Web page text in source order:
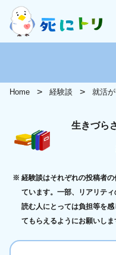
Home 経験談 就活
生きづら
経験談はそれぞれの投稿者
ています。一部、リアリティ
読む人にとっては負担等を
てもらえるようにお願いしま